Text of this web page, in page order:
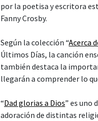
por la poetisa y escritora
Fanny Crosby.
Según la colección “Acerca
Últimos Días, la canción
también destaca la
llegarán a comprender lo
“Dad glorias a Dios” es uno
adoración de distintas